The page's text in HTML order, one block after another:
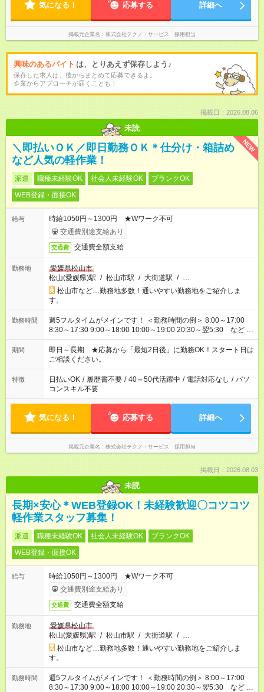
気になる！ 応募する 詳細へ
掲載元企業名 株式会社テクノ・サービス 採用担当
興味のあるバイト は、とりあえず保存しよう♪
保存した求人は、後からまとめて応募できるよ。
企業からアプローチが届くことも！
掲載日：2026.08.06
未読
NEW
＼即払いＯＫ／即日勤務ＯＫ＊仕分け・箱詰め
など人気の軽作業！
派遣 職種未経験OK 社会人未経験OK
ブランクOK
WEB登録・面接OK
給与
時給1050円～1300円 ★Wワーク不可
交通費別途支給あり
交通費 交通費全額支給
勤務地
愛媛県松山市
松山(愛媛県)駅 / 松山市駅 / 大街道駅 / …
松山市など…勤務地多数！通いやすい勤務地をご紹介しま
す。
勤務時間
週5フルタイムがメインです！ ＜勤務時間の例＞ 8:00～17:00
8:30～17:30 9:00～18:00 10:00～19:00 20:30～翌5:30 など ★
その他にも勤務時間多数！ 日勤のみ、残業なし、交替制など
ご希望を教えてください！
期間
即日～長期 ★応募から「最短2日後」に勤務OK！スタート日は
ご相談ください。
特徴 日払いOK / 履歴書不要 / 40～50代活躍中 / 電話対応なし / パソ
コンスキル不要
気になる！ 応募する 詳細へ
掲載元企業名 株式会社テクノ・サービス 採用担当
掲載日：2026.08.03
未読
長期×安心＊WEB登録OK！未経験歓迎〇コツコツ
軽作業スタッフ募集！
派遣 職種未経験OK 社会人未経験OK
ブランクOK
WEB登録・面接OK
給与
時給1050円～1300円 ★Wワーク不可
交通費別途支給あり
交通費 交通費全額支給
勤務地
愛媛県松山市
松山(愛媛県)駅 / 松山市駅 / 大街道駅 / …
松山市など…勤務地多数！通いやすい勤務地をご紹介しま
す。
勤務時間
週5フルタイムがメインです！ ＜勤務時間の例＞ 8:00～17:00
8:30～17:30 9:00～18:00 10:00～19:00 20:30～翌5:30 など ★